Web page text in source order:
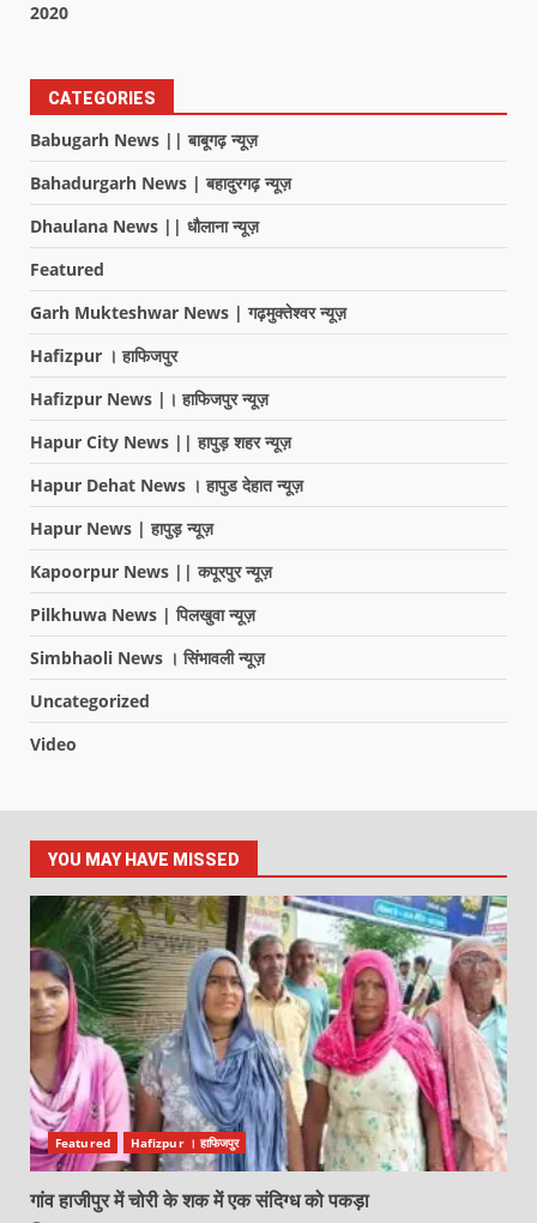
2020
CATEGORIES
Babugarh News || बाबूगढ़ न्यूज़
Bahadurgarh News | बहादुरगढ़ न्यूज़
Dhaulana News || धौलाना न्यूज़
Featured
Garh Mukteshwar News | गढ़मुक्तेश्वर न्यूज़
Hafizpur । हाफिजपुर
Hafizpur News |। हाफिजपुर न्यूज़
Hapur City News || हापुड़ शहर न्यूज़
Hapur Dehat News । हापुड देहात न्यूज़
Hapur News | हापुड़ न्यूज़
Kapoorpur News || कपूरपुर न्यूज़
Pilkhuwa News | पिलखुवा न्यूज़
Simbhaoli News । सिंभावली न्यूज़
Uncategorized
Video
YOU MAY HAVE MISSED
Featured Hafizpur । हाफिजपुर
गांव हाजीपुर में चोरी के शक में एक संदिग्ध को पकड़ा